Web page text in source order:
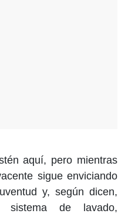
aquí, pero mientras
sigue enviciando
y, según dicen,
sistema de lavado,